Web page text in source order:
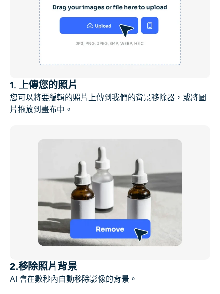
1. 上傳您的照片
您可以將要編輯的照片上傳到我們的背景移除器，或將圖
片拖放到畫布中。
2.移除照片背景
AI 會在數秒內自動移除影像的背景。